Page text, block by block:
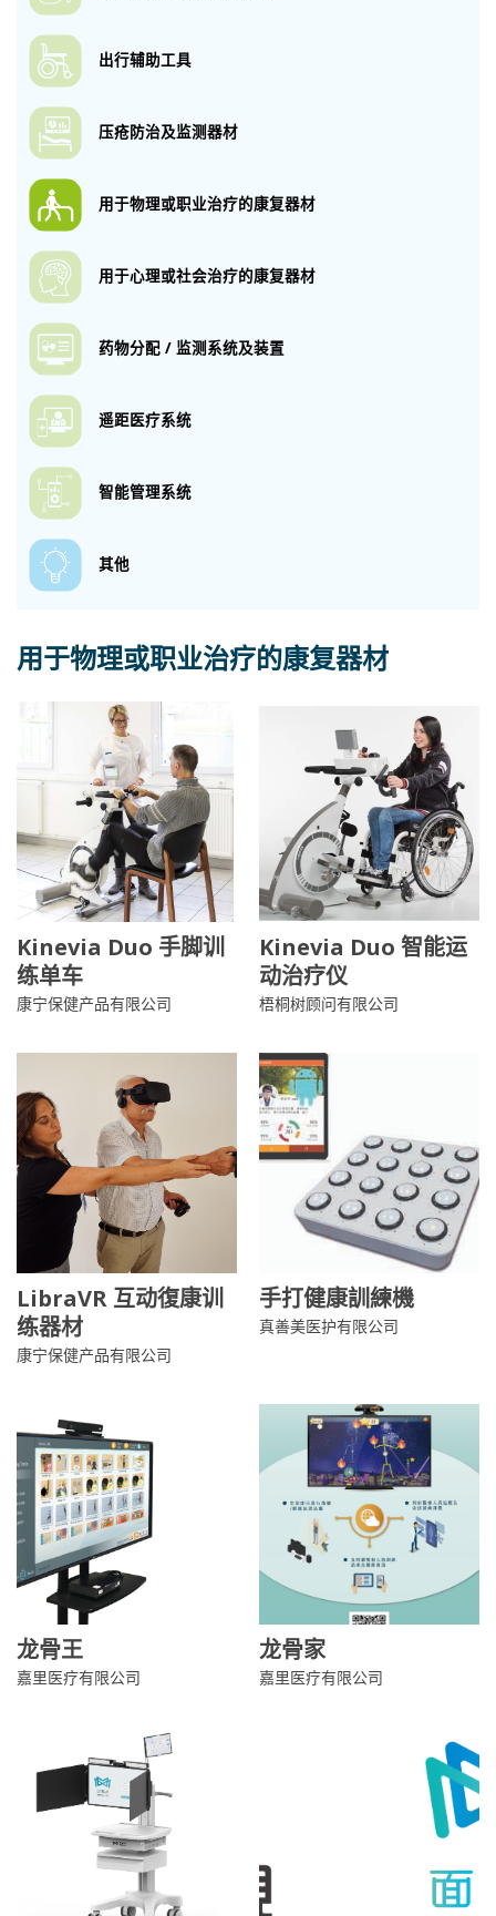
出行辅助工具
压疮防治及监测器材
用于物理或职业治疗的康复器材
用于心理或社会治疗的康复器材
药物分配 / 监测系统及装置
遥距医疗系统
智能管理系统
其他
用于物理或职业治疗的康复器材
Kinevia Duo 手脚训
练单车
康宁保健产品有限公司
Kinevia Duo 智能运
动治疗仪
梧桐树顾问有限公司
LibraVR 互动復康训
练器材
康宁保健产品有限公司
手打健康訓練機
真善美医护有限公司
龙骨王
嘉里医疗有限公司
龙骨家
嘉里医疗有限公司